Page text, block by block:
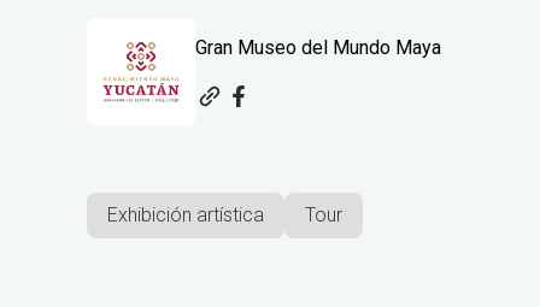
Gran Museo del Mundo Maya
Exhibición artística Tour